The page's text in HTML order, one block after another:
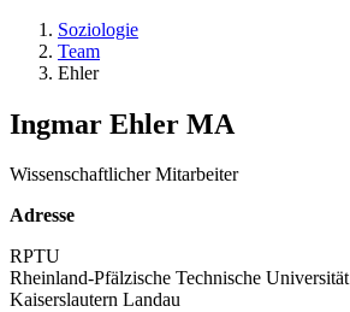
Soziologie
Team
Ehler
Ingmar Ehler MA
Wissenschaftlicher Mitarbeiter
Adresse
RPTU
Rheinland-Pfälzische Technische Universität
Kaiserslautern Landau